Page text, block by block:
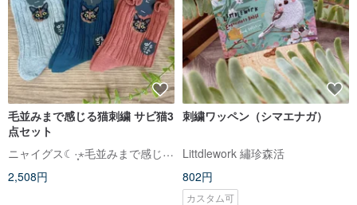
毛並みまで感じる猫刺繍 サビ猫3
点セット
ニャイグス☾·̩͙⋆毛並みまで感じる猫刺繍
2,508円
刺繍ワッペン（シマエナガ）
Littdlework 繡珍森活
802円
カスタム可